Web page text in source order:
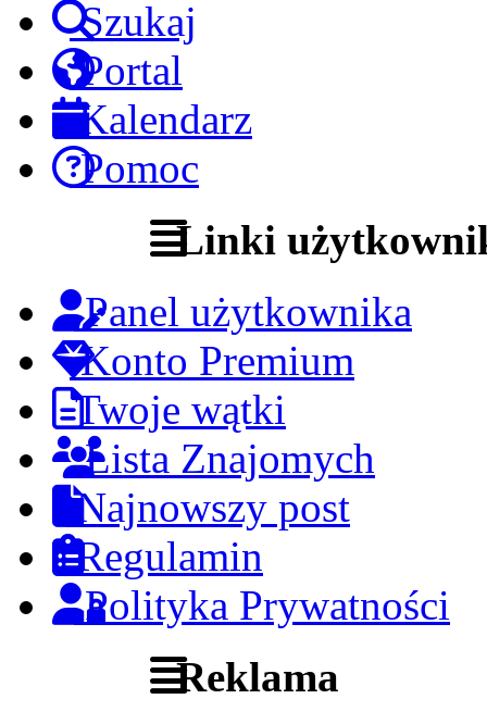
Szukaj
Portal
Kalendarz
Pomoc
Linki
Panel użytkownika
Konto Premium
Twoje wątki
Lista Znajomych
Najnowszy post
Regulamin
Polityka Prywatności
Reklama